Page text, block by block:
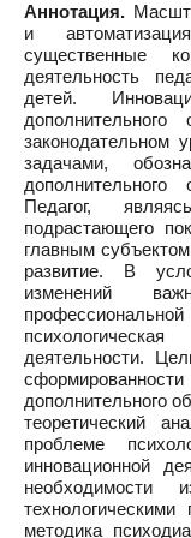
Аннотация.
и
существенные
деятельность
детей.
законодательном
задачами,
Педагог,
подрастающего
главным
развитие. В
изменений
профессиональной
деятельности.
сформированности
дополнительного
теоретический
проблеме
инновационной
необходимости
методика